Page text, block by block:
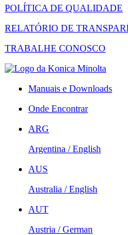
POLÍTICA DE QUALIDADE
RELATÓRIO DE
TRABALHE CONOSCO
Manuais e Downloads
Onde Encontrar
ARG
Argentina / English
AUS
Australia / English
AUT
Austria / German